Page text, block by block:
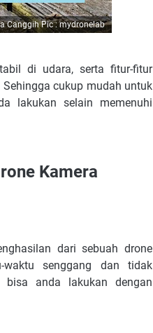
Canggih Pic : mydronelab
di udara, serta fitur-fitur
cukup mudah untuk
lakukan selain memenuhi
Kamera
dari sebuah drone
senggang dan tidak
bisa anda lakukan dengan